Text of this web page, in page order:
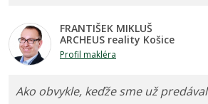
FRANTIŠEK MIKLUŠ
ARCHEUS reality Košice
Profil makléra
Ako obvykle, keďže sme už